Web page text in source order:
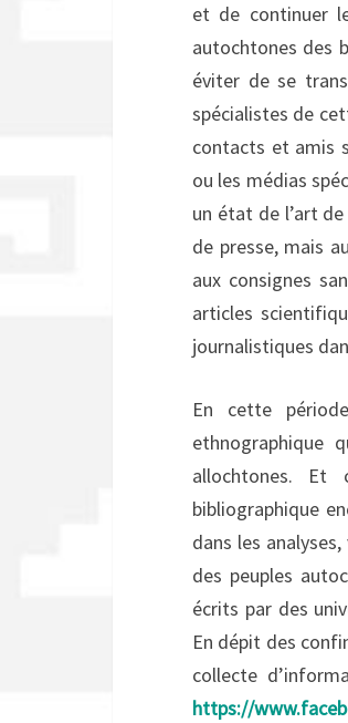
et de continuer
autochtones des
éviter de se
spécialistes de
contacts et amis
ou les médias
un état de l’art
de presse, mais
aux consignes
articles
journalistiques
En cette
ethnographique
allochtones. Et
bibliographique
dans les
des peuples
écrits par des
En dépit des
collecte
https://